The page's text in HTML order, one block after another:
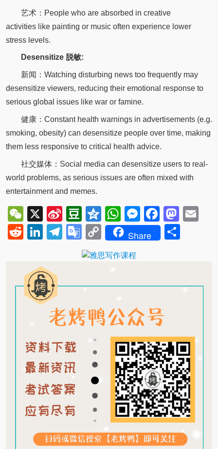
艺术：People who are absorbed in creative
activities like painting or music often experience lower
stress levels.
Desensitize 脱敏:
新闻：Watching disturbing news too frequently may
desensitize viewers, reducing their emotional response to
serious global issues like war or famine.
健康：Constant health warnings in advertisements (e.g.
smoking, obesity) can desensitize people over time, making
them less responsive to critical health advice.
社交媒体：Social media can desensitize users to real-
world problems, as serious issues are often mixed with
entertainment and memes.
WeChat
X
Sina
Weibo
Douban
QzoneWhatsApp
Messenger
RedditLinkedIn
Telegram
Google
Translate
Copy
Link
Share